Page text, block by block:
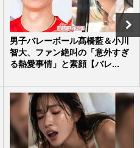
前橋・小川晶…
2026/3/13
上初の続投でNHK朝ドラ
映画化…背景には〈受信料が
と若者世代への…
24日号 2026/2/10
・三山凌輝、実父がシェフ
けスパゲッティ店〉オープ
男子バレーボール髙橋藍＆小川
智大、ファン絶叫の「意外すぎ
る熱愛事情」と素顔【バレ...